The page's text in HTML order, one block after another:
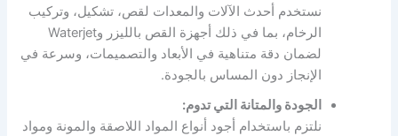
نستخدم أحدث الآلات والمعدات لقص، تشكيل، وتركيب
الرخام، بما في ذلك أجهزة القص بالليزر وWaterjet
لضمان دقة متناهية في الأبعاد والتصميمات، وسرعة في
الإنجاز دون المساس بالجودة.
الجودة والمتانة التي تدوم:
نلتزم باستخدام أجود أنواع المواد اللاصقة والمونة ومواد